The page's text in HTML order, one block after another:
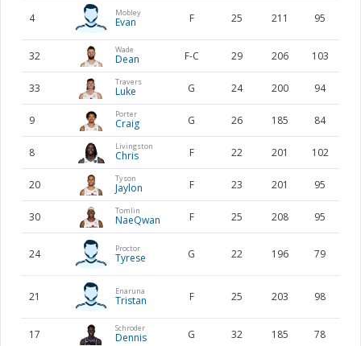
4 Mobley
Evan F 25 211 95
32 Wade
Dean F-C 29 206 103
33 Travers
Luke G 24 200 94
9 Porter
Craig G 26 185 84
8 Livingston
Chris F 22 201 102
20 Tyson
Jaylon F 23 201 95
30 Tomlin
NaeQwan F 25 208 95
24 Proctor
Tyrese G 22 196 79
21 Enaruna
Tristan F 25 203 98
17 Schroder
Dennis G 32 185 78